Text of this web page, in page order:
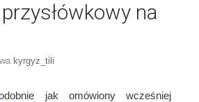
na
kyrgyz_tili
jak omówiony wcześniej